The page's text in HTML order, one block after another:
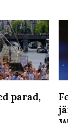
parad,